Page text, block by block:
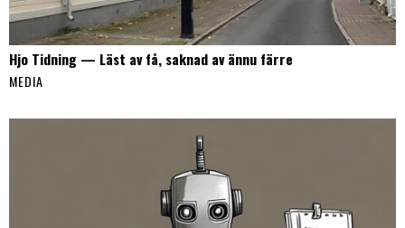
Hjo Tidning — Läst av få, saknad av ännu färre
MEDIA